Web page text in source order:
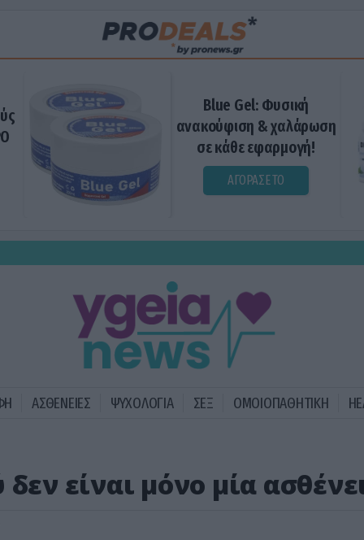
Blue Gel: Φυσική
ανακούφιση & χαλάρωση
σε κάθε εφαρμογή!
ΑΓΟΡΑΣΕ ΤΟ
ΑΣΘΕΝΕΙΕΣ ΨΥΧΟΛΟΓΙΑ ΣΕΞ ΟΜΟΙΟΠΑΘΗΤΙΚΗ
είναι μόνο μία